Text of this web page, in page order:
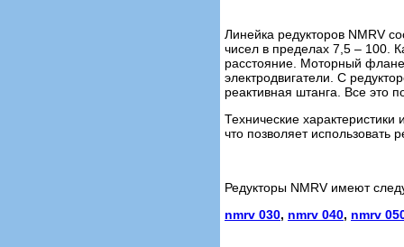
Линейка редукторов NMRV
чисел в пределах 7,5 – 100.
расстояние. Моторный
электродвигатели. С
реактивная штанга. Все это
Технические
что позволяет использовать
Редукторы NMRV имеют
nmrv 030, nmrv 040, nmrv